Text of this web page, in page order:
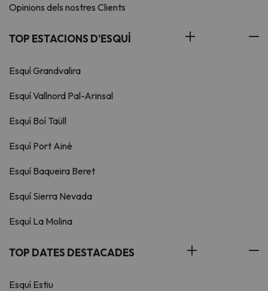
Opinions dels nostres Clients
TOP ESTACIONS D'ESQUÍ
Esquí Grandvalira
Esquí Vallnord Pal-Arinsal
Esquí Boí Taüll
Esquí Port Ainé
Esquí Baqueira Beret
Esquí Sierra Nevada
Esquí La Molina
TOP DATES DESTACADES
Esquí Estiu